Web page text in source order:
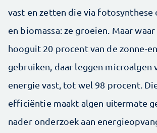
vast en zetten die via fotosynthese
en biomassa: ze groeien. Maar
hooguit 20 procent van de zonne-
gebruiken, daar leggen microalgen
energie vast, tot wel 98 procent.
efficiëntie maakt algen uitermate
nader onderzoek aan